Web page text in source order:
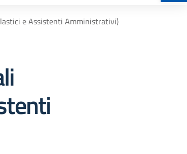
e Assistenti Amministrativi)